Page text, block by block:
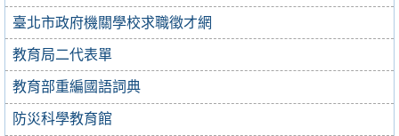
臺北市政府機關學校求職徵才網
教育局二代表單
教育部重編國語詞典
防災科學教育館